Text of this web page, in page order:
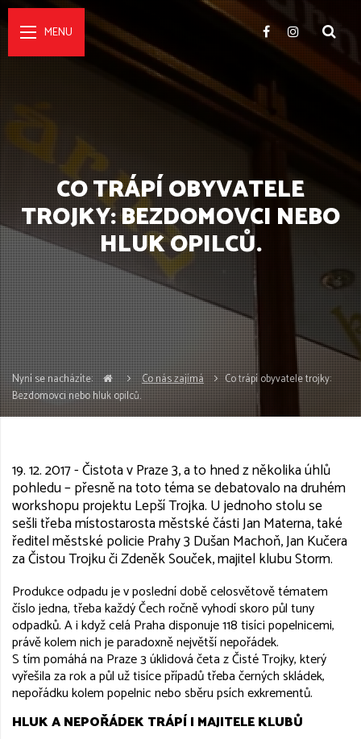
CO TRÁPÍ OBYVATELE
TROJKY: BEZDOMOVCI NEBO
HLUK OPILCŮ.
Nyní se nacházíte: Co nás zajímá
Co trápí obyvatele trojky:
Bezdomovci nebo hluk opilců.
19. 12. 2017 - Čistota v Praze 3, a to hned z několika úhlů
pohledu – přesně na toto téma se debatovalo na druhém
workshopu projektu Lepší Trojka. U jednoho stolu se
sešli třeba místostarosta městské části Jan Materna, také
ředitel městské policie Prahy 3 Dušan Machoň, Jan Kučera
za Čistou Trojku či Zdeněk Souček, majitel klubu Storm.
Produkce odpadu je v poslední době celosvětově tématem
číslo jedna, třeba každý Čech ročně vyhodí skoro půl tuny
odpadků. A i když celá Praha disponuje 118 tisíci popelnicemi,
právě kolem nich je paradoxně největší nepořádek.
S tím pomáhá na Praze 3 úklidová četa z Čisté Trojky, který
vyřešila za rok a půl už tisíce případů třeba černých skládek,
nepořádku kolem popelnic nebo sběru psích exkrementů.
HLUK A NEPOŘÁDEK TRÁPÍ I MAJITELE KLUBŮ